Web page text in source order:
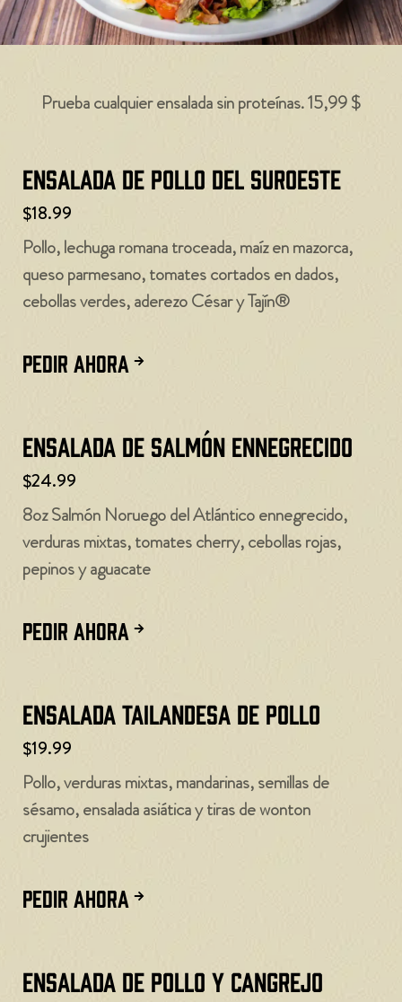
Prueba cualquier ensalada sin proteínas. 15,99 $
Ensalada de pollo del suroeste
$18.99
Pollo, lechuga romana troceada, maíz en mazorca,
queso parmesano, tomates cortados en dados,
cebollas verdes, aderezo César y Tajín®
PEDIR AHORA
Ensalada de salmón ennegrecido
$24.99
8oz Salmón Noruego del Atlántico ennegrecido,
verduras mixtas, tomates cherry, cebollas rojas,
pepinos y aguacate
PEDIR AHORA
Ensalada tailandesa de pollo
$19.99
Pollo, verduras mixtas, mandarinas, semillas de
sésamo, ensalada asiática y tiras de wonton
crujientes
PEDIR AHORA
Ensalada de pollo y cangrejo